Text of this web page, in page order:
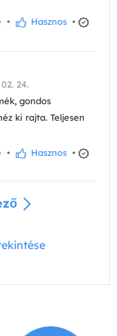
• Hasznos •
24.
gondos
ki rajta. Teljesen
• Hasznos •